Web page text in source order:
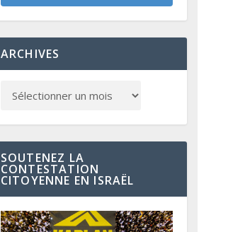
ARCHIVES
SOUTENEZ LA
CONTESTATION
CITOYENNE EN ISRAËL